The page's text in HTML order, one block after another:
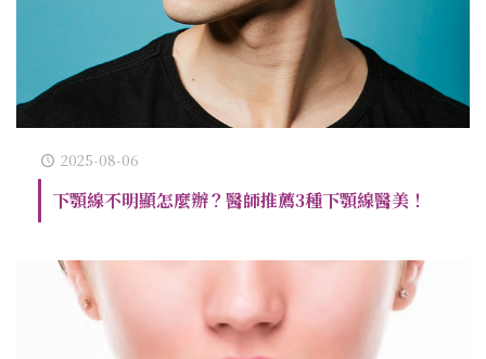
2025-08-06
下顎線不明顯怎麼辦？醫師推薦3種下顎線醫美！